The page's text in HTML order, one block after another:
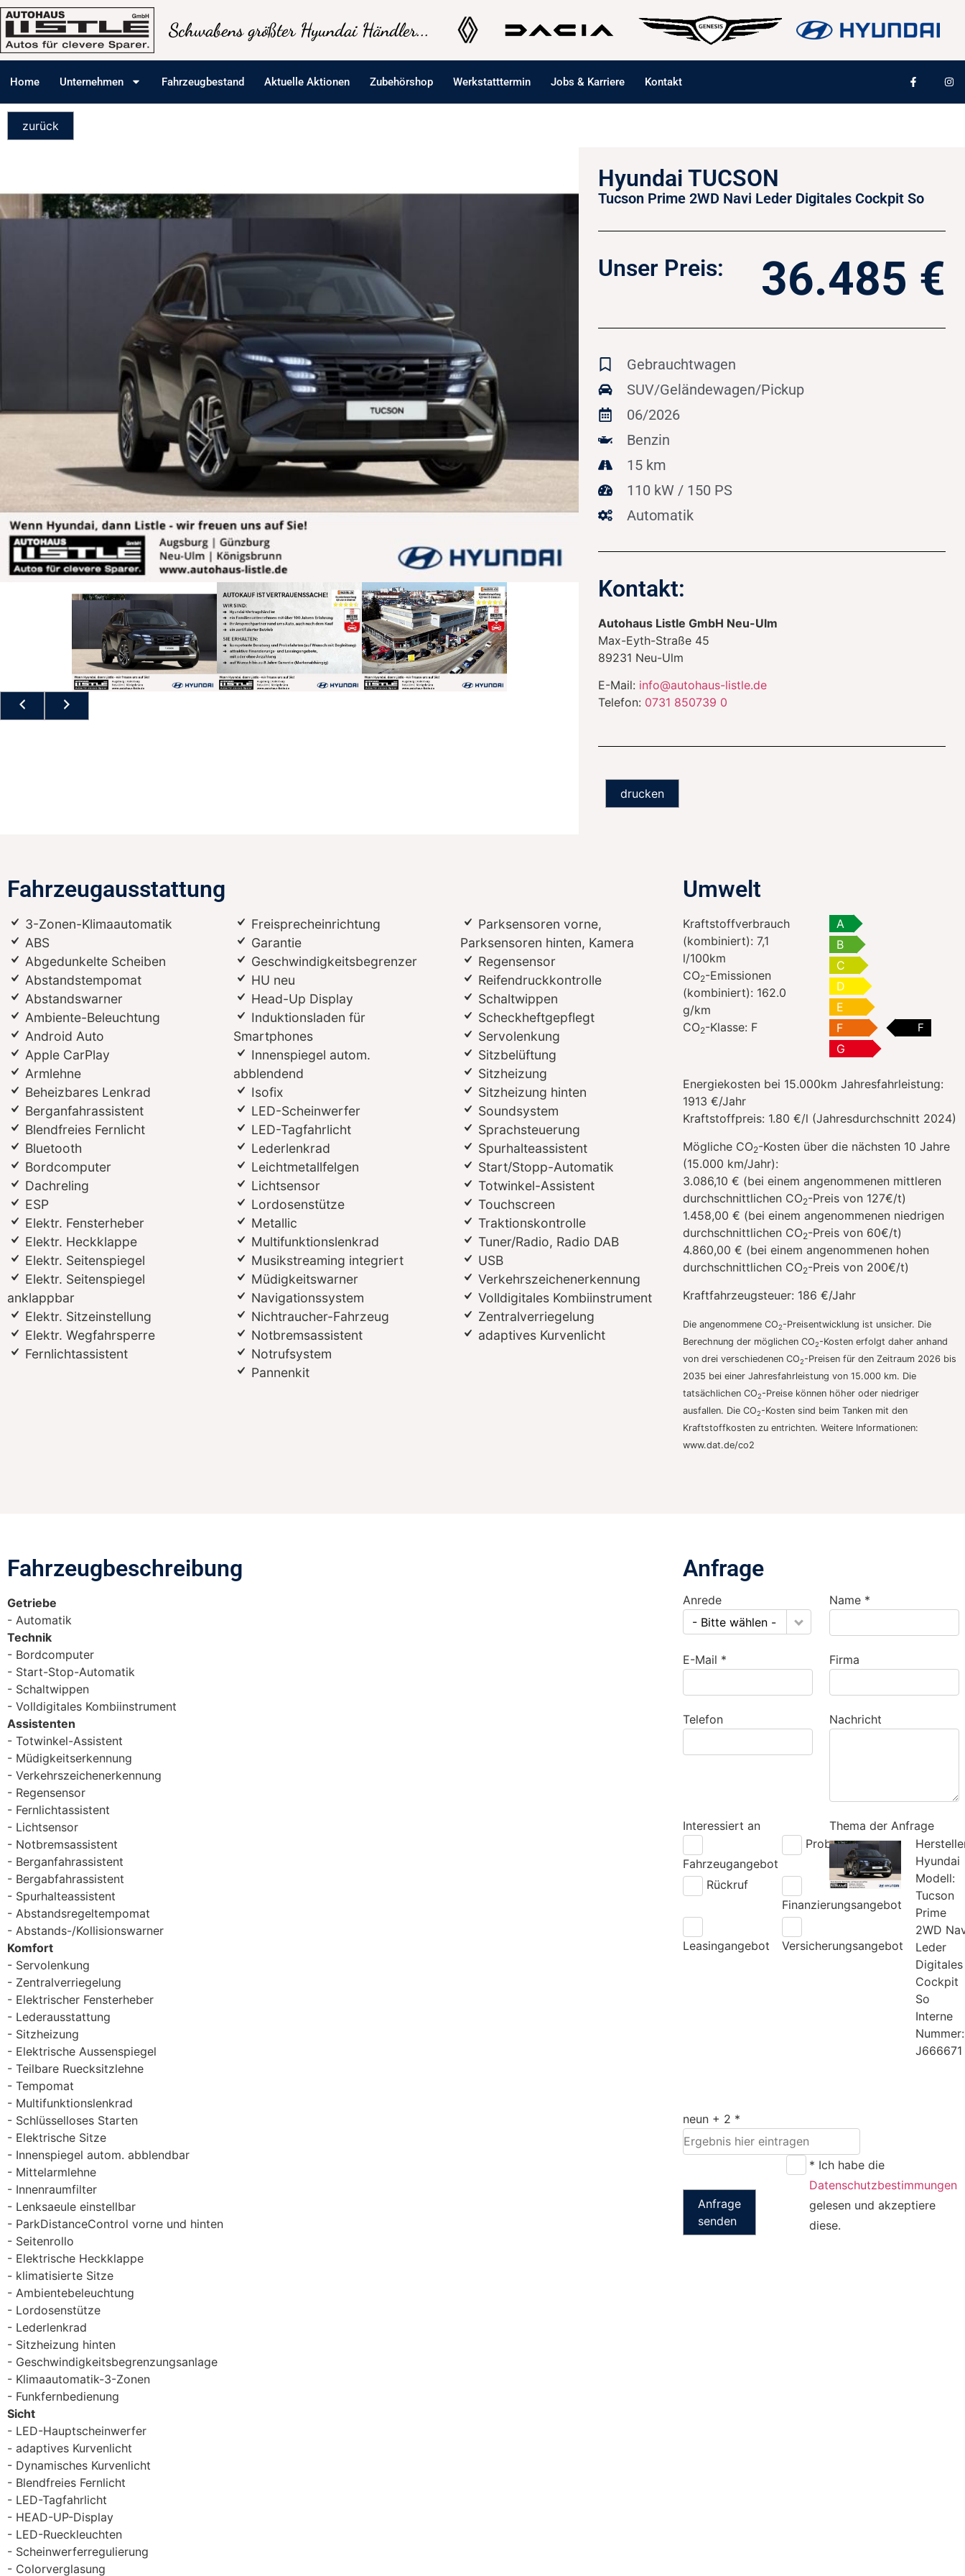
Schwabens größter Hyundai Händler...
Home Unternehmen Fahrzeugbestand Aktuelle Aktionen Zubehörshop Werkstatttermin Jobs & Karriere Kontakt
zurück
Hyundai TUCSON
Tucson Prime 2WD Navi Leder Digitales Cockpit So
Unser Preis: 36.485 €
Gebrauchtwagen
SUV/Geländewagen/Pickup
06/2026
Benzin
15 km
110 kW / 150 PS
Automatik
Kontakt:
Autohaus Listle GmbH Neu-Ulm
Max-Eyth-Straße 45
89231 Neu-Ulm
E-Mail: info@autohaus-listle.de
Telefon: 0731 850739 0
drucken
Fahrzeugausstattung
3-Zonen-Klimaautomatik
ABS
Abgedunkelte Scheiben
Abstandstempomat
Abstandswarner
Ambiente-Beleuchtung
Android Auto
Apple CarPlay
Armlehne
Beheizbares Lenkrad
Berganfahrassistent
Blendfreies Fernlicht
Bluetooth
Bordcomputer
Dachreling
ESP
Elektr. Fensterheber
Elektr. Heckklappe
Elektr. Seitenspiegel
Elektr. Seitenspiegel
anklappbar
Elektr. Sitzeinstellung
Elektr. Wegfahrsperre
Fernlichtassistent
Freisprecheinrichtung
Garantie
Geschwindigkeitsbegrenzer
HU neu
Head-Up Display
Induktionsladen für
Smartphones
Innenspiegel autom.
abblendend
Isofix
LED-Scheinwerfer
LED-Tagfahrlicht
Lederlenkrad
Leichtmetallfelgen
Lichtsensor
Lordosenstütze
Metallic
Multifunktionslenkrad
Musikstreaming integriert
Müdigkeitswarner
Navigationssystem
Nichtraucher-Fahrzeug
Notbremsassistent
Notrufsystem
Pannenkit
Parksensoren vorne,
Parksensoren hinten, Kamera
Regensensor
Reifendruckkontrolle
Schaltwippen
Scheckheftgepflegt
Servolenkung
Sitzbelüftung
Sitzheizung
Sitzheizung hinten
Soundsystem
Sprachsteuerung
Spurhalteassistent
Start/Stopp-Automatik
Totwinkel-Assistent
Touchscreen
Traktionskontrolle
Tuner/Radio, Radio DAB
USB
Verkehrszeichenerkennung
Volldigitales Kombiinstrument
Zentralverriegelung
adaptives Kurvenlicht
Umwelt
Kraftstoffverbrauch
(kombiniert): 7,1
l/100km
CO2-Emissionen
(kombiniert): 162.0
g/km
CO2-Klasse: F
A
B
C
D
E
F
F
G
Energiekosten bei 15.000km Jahresfahrleistung:
1913 €/Jahr
Kraftstoffpreis: 1.80 €/l (Jahresdurchschnitt 2024)
Mögliche CO2-Kosten über die nächsten 10 Jahre
(15.000 km/Jahr):
3.086,10 € (bei einem angenommenen mittleren
durchschnittlichen CO2-Preis von 127€/t)
1.458,00 € (bei einem angenommenen niedrigen
durchschnittlichen CO2-Preis von 60€/t)
4.860,00 € (bei einem angenommenen hohen
durchschnittlichen CO2-Preis von 200€/t)
Kraftfahrzeugsteuer: 186 €/Jahr
Die angenommene CO2-Preisentwicklung ist unsicher. Die
Berechnung der möglichen CO2-Kosten erfolgt daher anhand
von drei verschiedenen CO2-Preisen für den Zeitraum 2026 bis
2035 bei einer Jahresfahrleistung von 15.000 km. Die
tatsächlichen CO2-Preise können höher oder niedriger
ausfallen. Die CO2-Kosten sind beim Tanken mit den
Kraftstoffkosten zu entrichten. Weitere Informationen:
www.dat.de/co2
Fahrzeugbeschreibung​
Getriebe
Automatik
Technik
Bordcomputer
Start-Stop-Automatik
Schaltwippen
Volldigitales Kombiinstrument
Assistenten
Totwinkel-Assistent
Müdigkeitserkennung
Verkehrszeichenerkennung
Regensensor
Fernlichtassistent
Lichtsensor
Notbremsassistent
Berganfahrassistent
Bergabfahrassistent
Spurhalteassistent
Abstandsregeltempomat
Abstands-/Kollisionswarner
Komfort
Servolenkung
Zentralverriegelung
Elektrischer Fensterheber
Lederausstattung
Sitzheizung
Elektrische Aussenspiegel
Teilbare Ruecksitzlehne
Tempomat
Multifunktionslenkrad
Schlüsselloses Starten
Elektrische Sitze
Innenspiegel autom. abblendbar
Mittelarmlehne
Innenraumfilter
Lenksaeule einstellbar
ParkDistanceControl vorne und hinten
Seitenrollo
Elektrische Heckklappe
klimatisierte Sitze
Ambientebeleuchtung
Lordosenstütze
Lederlenkrad
Sitzheizung hinten
Geschwindigkeitsbegrenzungsanlage
Klimaautomatik-3-Zonen
Funkfernbedienung
Sicht
LED-Hauptscheinwerfer
adaptives Kurvenlicht
Dynamisches Kurvenlicht
Blendfreies Fernlicht
LED-Tagfahrlicht
HEAD-UP-Display
LED-Rueckleuchten
Scheinwerferregulierung
Colorverglasung
Anfrage
Anrede
- Bitte wählen -
Name *
E-Mail * Firma
Telefon Nachricht
Interessiert an
Fahrzeugangebot
Probefahrt
Rückruf
Finanzierungsangebot
Leasingangebot Versicherungsangebot
Thema der Anfrage
Hyundai
Modell:
Tucson
Prime
2WD
Leder
Digitales
Cockpit
So
Interne
Nummer:
J666671
neun + 2 *
Anfrage
senden
* Ich habe die
Datenschutzbestimmungen
gelesen und akzeptiere
diese.